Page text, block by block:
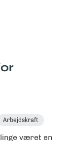
Arbejdskraft
været en